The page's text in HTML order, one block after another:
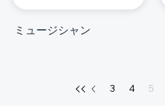
ミュージシャン
3 4 5